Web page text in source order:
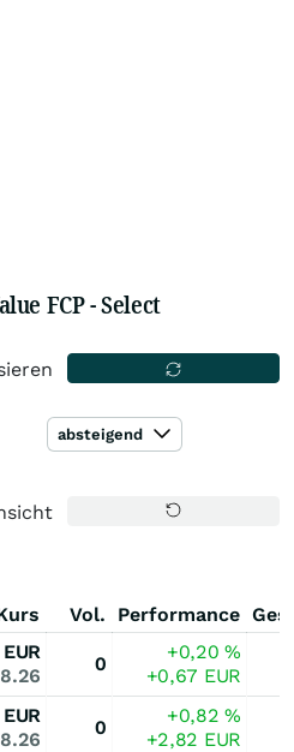
FCP - Select
absteigend
Vol. Performance
EUR
0
+0,20%
+0,67 EUR
EUR
0
+0,82%
+2,82 EUR